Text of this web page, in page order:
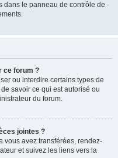
dans le panneau de contrôle de
ce forum ?
ou interdire certains types de
savoir ce qui est autorisé ou
du forum.
jointes ?
vous avez transférées, rendez-
et suivez les liens vers la